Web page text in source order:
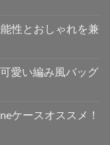
性とおしゃれを兼
愛い編み風バッグ
ケースオススメ！